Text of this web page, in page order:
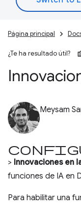
Página principal
¿Te ha resultado útil?
Meysam
> Innovaciones en
funciones de IA en
Para habilitar una